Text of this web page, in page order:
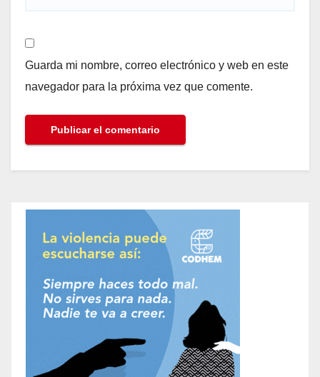
Guarda mi nombre, correo electrónico y web en este
navegador para la próxima vez que comente.